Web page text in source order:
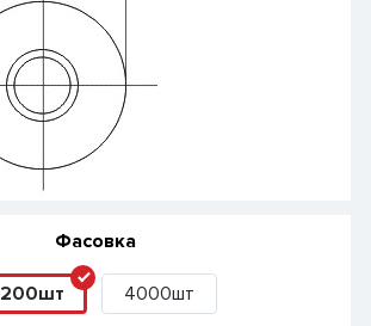
Фасовка
200шт 4000шт